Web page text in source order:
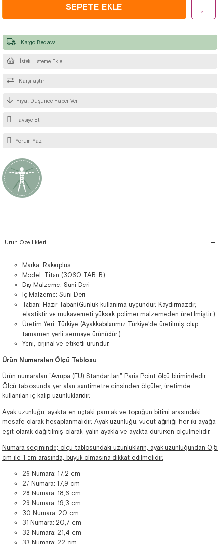
İstek Listeme Ekle
Karşılaştır
Fiyat Düşünce Haber Ver
Kargo Bedava
Tavsiye Et
Yorum Yaz
Ürün Özellikleri
Marka: Rakerplus
Model: Titan (3060-TAB-B)
Dış Malzeme: Suni Deri
İç Malzeme: Suni Deri
Taban: Hazır Taban(Günlük kullanıma uygundur. Kaydırmazdır,
elastiktir ve mukavemeti yüksek polimer malzemeden üretilmiştir.)
Üretim Yeri: Türkiye (Ayakkabılarımız Türkiye’de üretilmiş olup
tamamen yerli sermaye ürünüdür.)
Yeni, orjinal ve etiketli üründür.
Ürün Numaraları Ölçü Tablosu
Ürün numaraları "Avrupa (EU) Standartları" Paris Point ölçü birimindedir.
Ölçü tablosunda yer alan santimetre cinsinden ölçüler, üretimde
kullanılan iç kalıp uzunluklarıdır.
Ayak uzunluğu, ayakta en uçtaki parmak ve topuğun bitimi arasındaki
mesafe olarak hesaplanmalıdır. Ayak uzunluğu, vücut ağırlığı her iki ayağa
eşit olarak dağıtılmış olarak, yalın ayakla ve ayakta dururken ölçülmelidir.
Numara seçiminde; ölçü tablosundaki uzunlukların, ayak uzunluğundan 0,5
cm ile 1 cm arasında, büyük olmasına dikkat edilmelidir.
26 Numara: 17,2 cm
27 Numara: 17,9 cm
28 Numara: 18,6 cm
29 Numara: 19,3 cm
30 Numara: 20 cm
31 Numara: 20,7 cm
32 Numara: 21,4 cm
33 Numara: 22 cm